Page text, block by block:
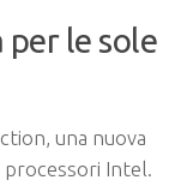
per le sole
, una nuova
Intel.